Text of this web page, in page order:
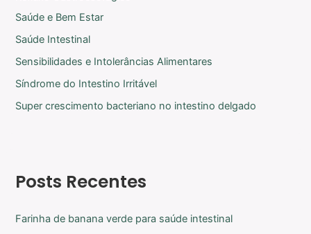
Saúde e Bem Estar
Saúde Intestinal
Sensibilidades e Intolerâncias Alimentares
Síndrome do Intestino Irritável
Super crescimento bacteriano no intestino delgado
Posts Recentes
Farinha de banana verde para saúde intestinal